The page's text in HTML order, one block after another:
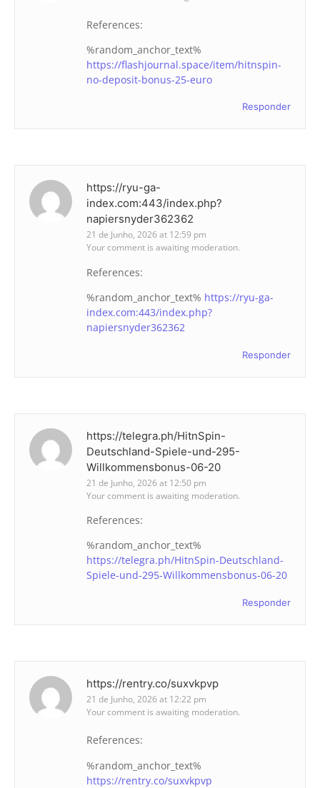
References:
%random_anchor_text%
https://flashjournal.space/item/hitnspin-
no-deposit-bonus-25-euro
Responder
https://ryu-ga-
index.com:443/index.php?
napiersnyder362362
21 de Junho, 2026 at 12:59 pm
Your comment is awaiting moderation.
References:
%random_anchor_text% https://ryu-ga-
index.com:443/index.php?
napiersnyder362362
Responder
https://telegra.ph/HitnSpin-
Deutschland-Spiele-und-295-
Willkommensbonus-06-20
21 de Junho, 2026 at 12:50 pm
Your comment is awaiting moderation.
References:
%random_anchor_text%
https://telegra.ph/HitnSpin-Deutschland-
Spiele-und-295-Willkommensbonus-06-20
Responder
https://rentry.co/suxvkpvp
21 de Junho, 2026 at 12:22 pm
Your comment is awaiting moderation.
References:
%random_anchor_text%
https://rentry.co/suxvkpvp